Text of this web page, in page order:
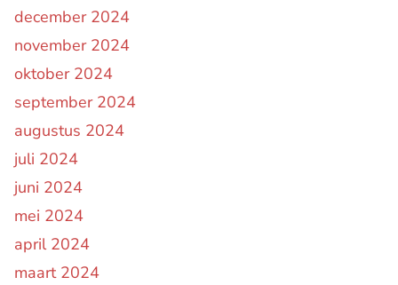
december 2024
november 2024
oktober 2024
september 2024
augustus 2024
juli 2024
juni 2024
mei 2024
april 2024
maart 2024